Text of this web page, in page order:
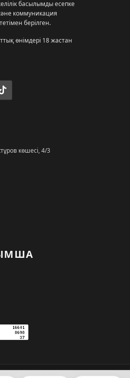
басылымды есепке
коммуникация
берілген.
өнімдері 18 жастан
көшесі, 4/3